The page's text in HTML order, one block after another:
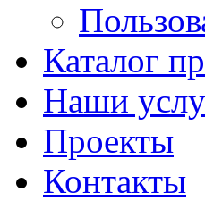
Каталог
Наши
Проекты
Контакты